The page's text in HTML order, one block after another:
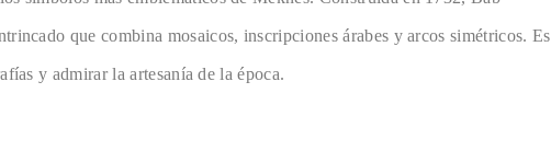
que combina mosaicos, inscripciones árabes y arcos simétricos. Es
y admirar la artesanía de la época.